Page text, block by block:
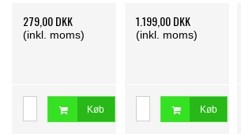
279,00 DKK
(inkl. moms)
Køb
1.199,00 DKK
(inkl. moms)
Køb